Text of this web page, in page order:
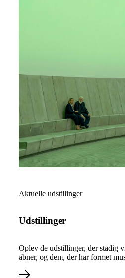
Aktuelle udstillinger
Udstillinger
Oplev de udstillinger, der stadig
åbner, og dem, der har formet